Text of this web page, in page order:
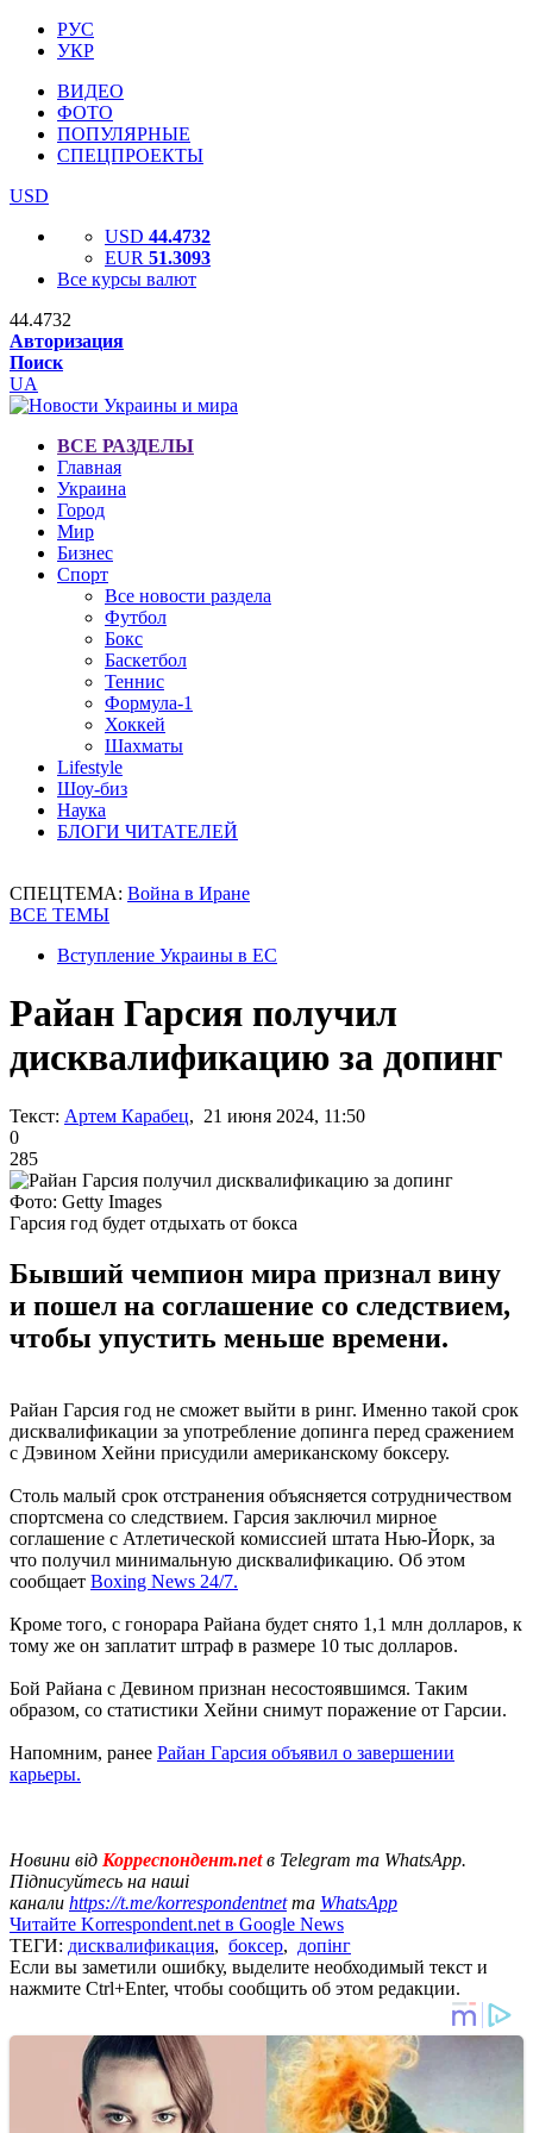
РУС
УКР
ВИДЕО
ФОТО
ПОПУЛЯРНЫЕ
СПЕЦПРОЕКТЫ
USD
USD 44.4732
EUR 51.3093
Все курсы валют
44.4732
Авторизация
Поиск
UA
ВСЕ РАЗДЕЛЫ
Главная
Украина
Город
Мир
Бизнес
Спорт
Все новости раздела
Футбол
Бокс
Баскетбол
Теннис
Формула-1
Хоккей
Шахматы
Lifestyle
Шоу-биз
Наука
БЛОГИ ЧИТАТЕЛЕЙ
СПЕЦТЕМА: Война в Иране
ВСЕ ТЕМЫ
Вступление Украины в ЕС
Райан Гарсия получил
дисквалификацию за допинг
Текст: Артем Карабец, 21 июня 2024, 11:50
0
285
Фото: Getty Images
Гарсия год будет отдыхать от бокса
Бывший чемпион мира признал вину
и пошел на соглашение со следствием,
чтобы упустить меньше времени.
Райан Гарсия год не сможет выйти в ринг. Именно такой срок
дисквалификации за употребление допинга перед сражением
с Дэвином Хейни присудили американскому боксеру.
Столь малый срок отстранения объясняется сотрудничеством
спортсмена со следствием. Гарсия заключил мирное
соглашение с Атлетической комиссией штата Нью-Йорк, за
что получил минимальную дисквалификацию. Об этом
сообщает Boxing News 24/7.
Кроме того, с гонорара Райана будет снято 1,1 млн долларов, к
тому же он заплатит штраф в размере 10 тыс долларов.
Бой Райана с Девином признан несостоявшимся. Таким
образом, со статистики Хейни снимут поражение от Гарсии.
Напомним, ранее Райан Гарсия объявил о завершении
карьеры.
Новини від Корреспондент.netв Telegram та WhatsApp.
Підписуйтесь на наші
канали https://t.me/korrespondentnetта WhatsApp
Читайте Korrespondent.net в Google News
ТЕГИ: дисквалификация, боксер, допінг
Если вы заметили ошибку, выделите необходимый текст и
нажмите Ctrl+Enter, чтобы сообщить об этом редакции.